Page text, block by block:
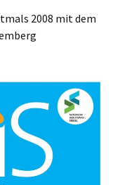
2008 mit dem